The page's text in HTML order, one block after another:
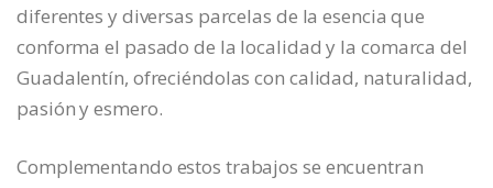
diferentes y diversas parcelas de la esencia que
conforma el pasado de la localidad y la comarca del
Guadalentín, ofreciéndolas con calidad, naturalidad,
pasión y esmero.
Complementando estos trabajos se encuentran